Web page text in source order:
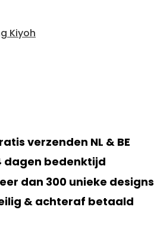
Kiyoh
verzenden NL & BE
dagen bedenktijd
dan 300 unieke designs
& achteraf betaald